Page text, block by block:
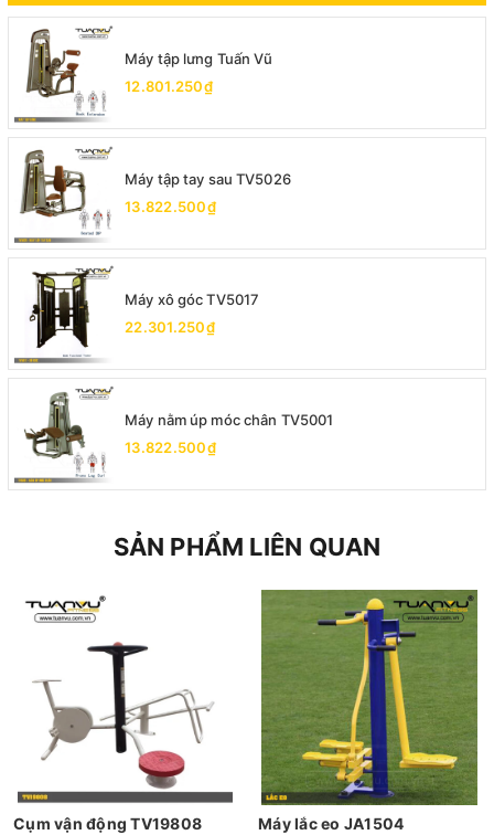
Máy tập lưng Tuấn Vũ
12.801.250₫
Máy tập tay sau TV5026
13.822.500₫
Máy xô góc TV5017
22.301.250₫
Máy nằm úp móc chân TV5001
13.822.500₫
SẢN PHẨM LIÊN QUAN
Cụm vận động TV19808
Máy lắc eo JA1504